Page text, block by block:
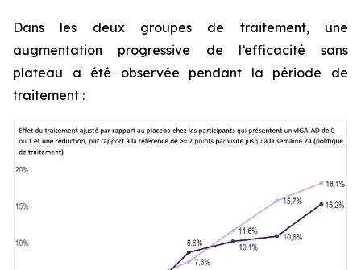
Dans les deux groupes de traitement, une
augmentation progressive de l’efficacité sans
plateau a été observée pendant la période de
traitement :